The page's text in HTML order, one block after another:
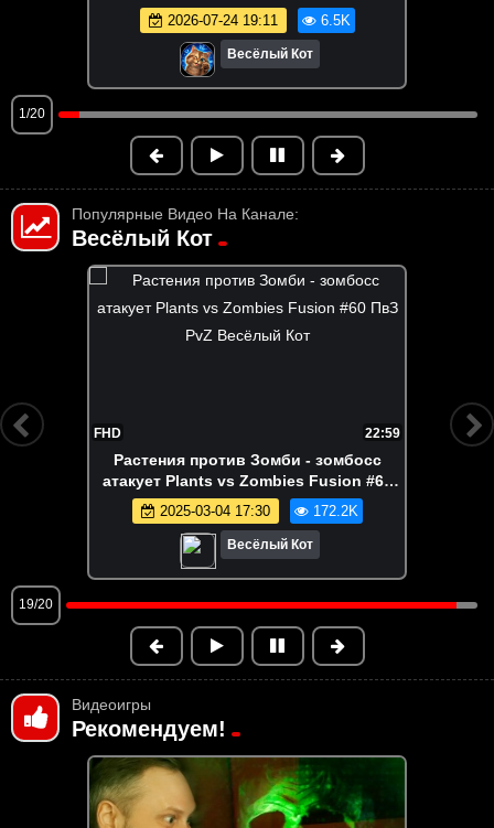
2026-07-24 19:11 6.5K
Весёлый Кот
1/20
Популярные Видео На Канале:
Весёлый Кот
против Зомби - зомбосс
Plants vs Zombies Fusion #60
ПвЗ PvZ Весёлый Кот
172.2K
FHD
20/20
Видеоигры
Рекомендуем!